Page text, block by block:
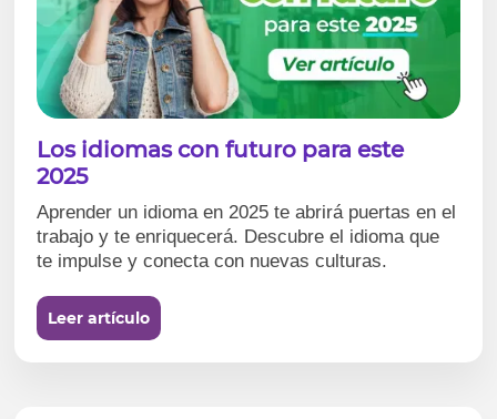
Los idiomas con futuro para este
2025
Aprender un idioma en 2025 te abrirá puertas en el
trabajo y te enriquecerá. Descubre el idioma que
te impulse y conecta con nuevas culturas.
Leer artículo